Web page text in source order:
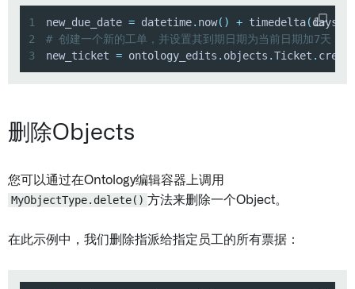
1 new_due_date = datetime. now( ) + timedelta(days
2
# 创建一个新的工单，并设置其到期日期为当前日期加7天
3
new_ticket = ontology_edits . objects .Ticket .
删除Objects
您可以通过在Ontology编辑容器上调用
MyObjectType.delete() 方法来删除一个Object。
在此示例中，我们删除指派给指定员工的所有票据：